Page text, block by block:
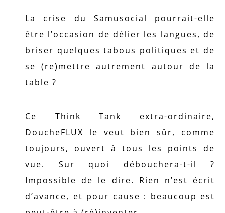
La crise du Samusocial pourrait-elle
être l’occasion de délier les langues, de
briser quelques tabous politiques et de
se (re)mettre autrement autour de la
table ?
Ce Think Tank extra-ordinaire,
DoucheFLUX le veut bien sûr, comme
toujours, ouvert à tous les points de
vue. Sur quoi débouchera-t-il ?
Impossible de le dire. Rien n’est écrit
d’avance, et pour cause : beaucoup est